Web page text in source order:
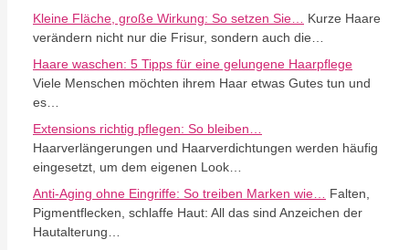
Kleine Fläche, große Wirkung: So setzen Sie…
Kurze Haare
verändern nicht nur die Frisur, sondern auch die…
Haare waschen: 5 Tipps für eine gelungene Haarpflege
Viele Menschen möchten ihrem Haar etwas Gutes tun und
es…
Extensions richtig pflegen: So bleiben…
Haarverlängerungen und Haarverdichtungen werden häufig
eingesetzt, um dem eigenen Look…
Anti-Aging ohne Eingriffe: So treiben Marken wie…
Falten,
Pigmentflecken, schlaffe Haut: All das sind Anzeichen der
Hautalterung…